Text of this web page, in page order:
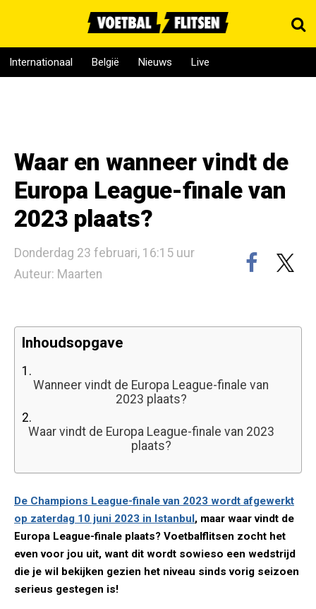
Internationaal België Nieuws Live
Waar en wanneer vindt de
Europa League-finale van
2023 plaats?
Donderdag 23 februari, 16:15 uur
Auteur: Maarten
Inhoudsopgave
1.
Wanneer vindt de Europa League-finale van
2023 plaats?
2.
Waar vindt de Europa League-finale van 2023
plaats?
De Champions League-finale van 2023 wordt afgewerkt
op zaterdag 10 juni 2023 in Istanbul, maar waar vindt de
Europa League-finale plaats? Voetbalflitsen zocht het
even voor jou uit, want dit wordt sowieso een wedstrijd
die je wil bekijken gezien het niveau sinds vorig seizoen
serieus gestegen is!